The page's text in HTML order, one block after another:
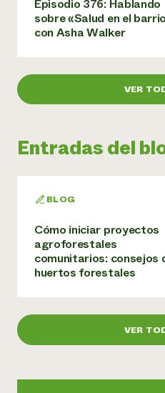
Episodio 376: Hablando
sobre «Salud en el
con Asha Walker
VER
Entradas del
BLOG
Cómo iniciar proyectos
agroforestales
comunitarios: consejos
huertos forestales
VER